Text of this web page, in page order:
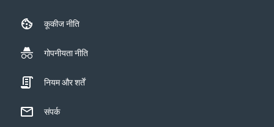
कूकीज नीति
गोपनीयता नीति
नियम और शर्तें
संपर्क